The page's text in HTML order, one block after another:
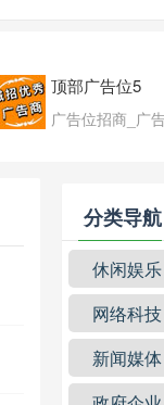
顶部广告位5
分类导航
休闲娱乐
网络科技
新闻媒体